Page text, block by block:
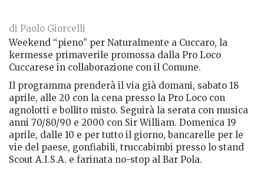
di Paolo Giorcelli
Weekend “pieno” per Naturalmente a Cuccaro, la
kermesse primaverile promossa dalla Pro Loco
Cuccarese in collaborazione con il Comune.
Il programma prenderà il via già domani, sabato 18
aprile, alle 20 con la cena presso la Pro Loco con
agnolotti e bollito misto. Seguirà la serata con musica
anni 70/80/90 e 2000 con Sir William. Domenica 19
aprile, dalle 10 e per tutto il giorno, bancarelle per le
vie del paese, gonfiabili, truccabimbi presso lo stand
Scout A.I.S.A. e farinata no-stop al Bar Pola.